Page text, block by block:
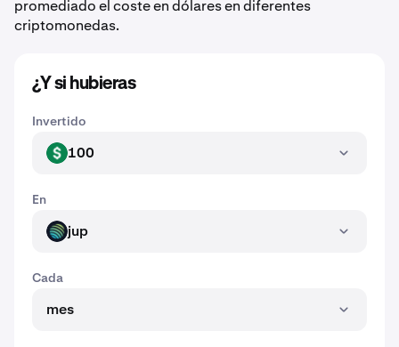
promediado el coste en dólares en diferentes
criptomonedas.
¿Y si hubieras
Invertido
USD 100
En
JUP jup
Cada
mes